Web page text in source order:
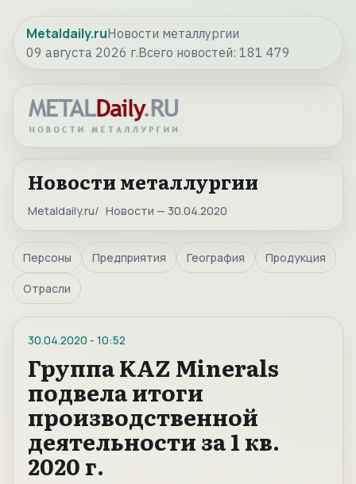
Metaldaily.ruНовости металлургии
09 августа 2026 г.Всего новостей: 181 479
Новости металлургии
Metaldaily.ru Новости — 30.04.2020
Персоны Предприятия География Продукция
Отрасли
30.04.2020 - 10:52
Группа KAZ Minerals
подвела итоги
производственной
деятельности за 1 кв.
2020 г.